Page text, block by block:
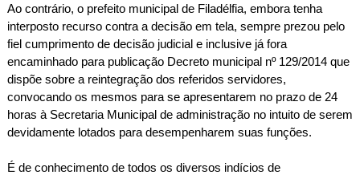
Ao contrário, o prefeito municipal de Filadélfia, embora tenha
interposto recurso contra a decisão em tela, sempre prezou pelo
fiel cumprimento de decisão judicial e inclusive já fora
encaminhado para publicação Decreto municipal nº 129/2014 que
dispõe sobre a reintegração dos referidos servidores,
convocando os mesmos para se apresentarem no prazo de 24
horas à Secretaria Municipal de administração no intuito de serem
devidamente lotados para desempenharem suas funções.
É de conhecimento de todos os diversos indícios de